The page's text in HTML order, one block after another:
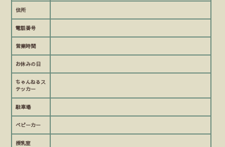
住所
電話番号
営業時間
お休みの日
ちゃんねるス
テッカー
駐車場
ベビーカー
授乳室